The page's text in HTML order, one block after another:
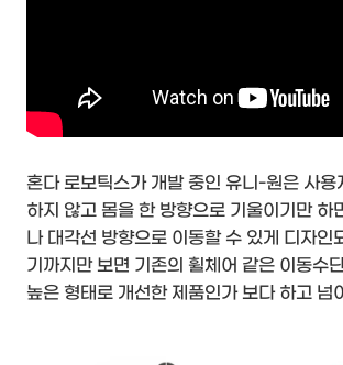
혼다 로보틱스가 개발 중인 유니-원은 사용
하지 않고 몸을 한 방향으로 기울이기만 하
나 대각선 방향으로 이동할 수 있게 디자인
기까지만 보면 기존의 휠체어 같은 이동수
높은 형태로 개선한 제품인가 보다 하고 넘